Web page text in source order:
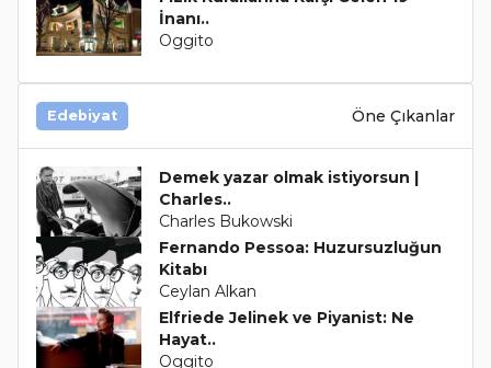
İnanı..
Oggito
Edebiyat Öne Çıkanlar
Demek yazar olmak istiyorsun |
Charles..
Charles Bukowski
Fernando Pessoa: Huzursuzluğun
Kitabı
Ceylan Alkan
Elfriede Jelinek ve Piyanist: Ne
Hayat..
Oggito